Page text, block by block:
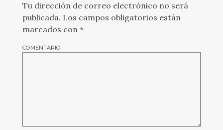
Tu dirección de correo electrónico no será
publicada. Los campos obligatorios están
marcados con *
COMENTARIO